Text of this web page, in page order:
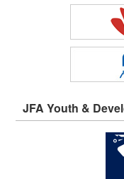
JFA Youth &